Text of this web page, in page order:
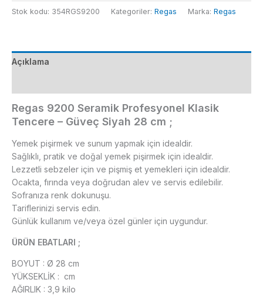
Stok kodu: 354RGS9200 Kategoriler: Regas Marka: Regas
Açıklama
Regas 9200 Seramik Profesyonel Klasik
Tencere – Güveç Siyah 28 cm ;
Yemek pişirmek ve sunum yapmak için idealdir.
Sağlıklı, pratik ve doğal yemek pişirmek için idealdir.
Lezzetli sebzeler için ve pişmiş et yemekleri için idealdir.
Ocakta, fırında veya doğrudan alev ve servis edilebilir.
Sofranıza renk dokunuşu.
Tariflerinizi servis edin.
Günlük kullanım ve/veya özel günler için uygundur.
ÜRÜN EBATLARI ;
BOYUT : Ø 28 cm
YÜKSEKLİK : cm
AĞIRLIK : 3,9 kilo